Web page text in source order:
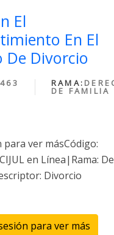
El
En El
De Divorcio
RAMA:
DE FAMILIA
para ver másCódigo:
en Línea|Rama:
Divorcio
para ver más